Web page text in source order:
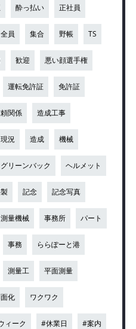
酔っ払い 正社員
全員 集合 野帳 TS
歓迎 悪い顔選手権
運転免許証 免許証
関係 造成工事
現況 造成 機械
グリーンバック ヘルメット
記念 記念写真
測量機械 事務所 パート
事務 ららぽーと港
測量工 平面測量
化 ワクワク
ィーク #休業日 #案内